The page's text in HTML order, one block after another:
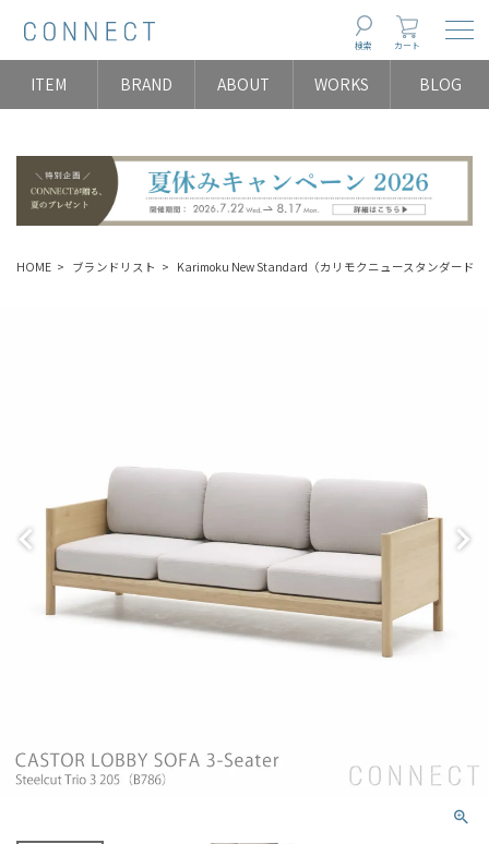
検索 カート
ITEM BRAND ABOUT WORKS BLOG
HOME ブランドリスト Karimoku New Standard（カリモクニュースタンダード）